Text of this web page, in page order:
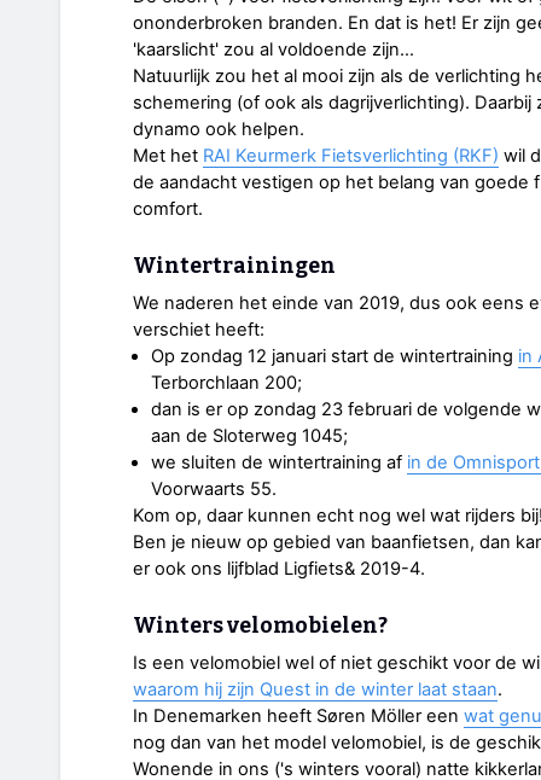
ononderbroken branden. En dat is het! Er zijn
'kaarslicht' zou al voldoende zijn…
Natuurlijk zou het al mooi zijn als de verlichting
schemering (of ook als dagrijverlichting).
dynamo ook helpen.
Met het RAI Keurmerk Fietsverlichting (RKF) wil
de aandacht vestigen op het belang van goede
comfort.
Wintertrainingen
We naderen het einde van 2019, dus ook eens
verschiet heeft:
Op zondag 12 januari start de wintertraining in
Terborchlaan 200;
dan is er op zondag 23 februari de volgende
aan de Sloterweg 1045;
we sluiten de wintertraining af in de
Voorwaarts 55.
Kom op, daar kunnen echt nog wel wat rijders
Ben je nieuw op gebied van baanfietsen, dan
er ook ons lijfblad Ligfiets& 2019-4.
Winters velomobielen?
Is een velomobiel wel of niet geschikt voor de
waarom hij zijn Quest in de winter laat staan.
In Denemarken heeft Søren Möller een wat
nog dan van het model velomobiel, is de
Wonende in ons ('s winters vooral) natte